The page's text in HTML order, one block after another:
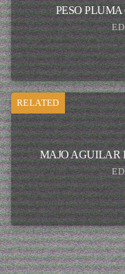
PESO
RELATED
MAJO AGUILAR